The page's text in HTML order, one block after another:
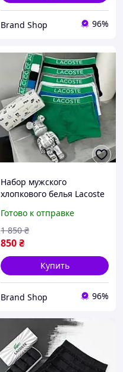
Brand Shop 96%
Набор мужского
хлопкового белья Lacoste
коробке EXZ0
Готово к отправке
850₴
1 850 ₴
Купить
Brand Shop 96%